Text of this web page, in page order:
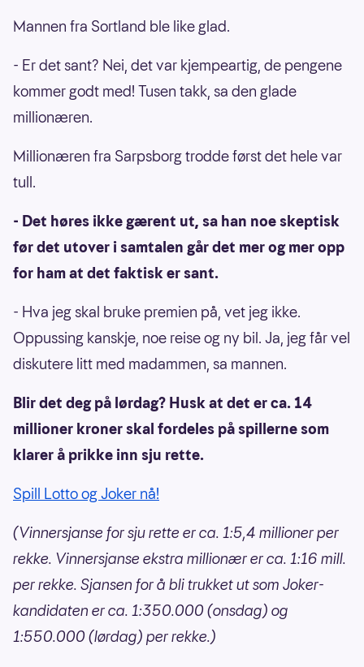
Mannen fra Sortland ble like glad.
- Er det sant? Nei, det var kjempeartig, de pengene
kommer godt med! Tusen takk, sa den glade
millionæren.
Millionæren fra Sarpsborg trodde først det hele var
tull.
- Det høres ikke gærent ut, sa han noe skeptisk
før det utover i samtalen går det mer og mer opp
for ham at det faktisk er sant.
- Hva jeg skal bruke premien på, vet jeg ikke.
Oppussing kanskje, noe reise og ny bil. Ja, jeg får vel
diskutere litt med madammen, sa mannen.
Blir det deg på lørdag? Husk at det er ca. 14
millioner kroner skal fordeles på spillerne som
klarer å prikke inn sju rette.
Spill Lotto og Joker nå!
(Vinnersjanse for sju rette er ca. 1:5,4 millioner per
rekke. Vinnersjanse ekstra millionær er ca. 1:16 mill.
per rekke. Sjansen for å bli trukket ut som Joker-
kandidaten er ca. 1:350.000 (onsdag) og
1:550.000 (lørdag) per rekke.)